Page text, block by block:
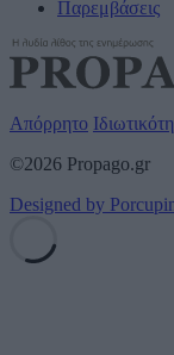
Παρεμβάσεις
Απόρρητο
©2026 Propago.gr
Designed by